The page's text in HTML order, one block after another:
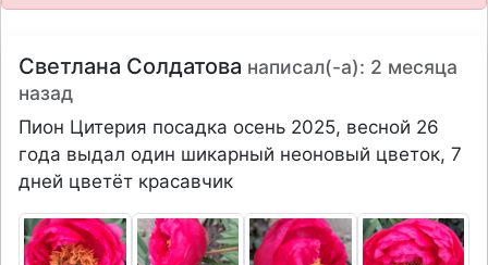
Светлана Солдатова написал(-а): 2 месяца
назад
Пион Цитерия посадка осень 2025, весной 26
года выдал один шикарный неоновый цветок, 7
дней цветёт красавчик